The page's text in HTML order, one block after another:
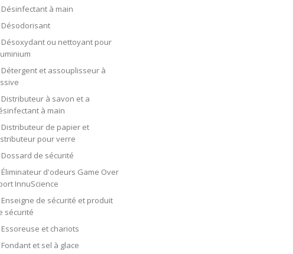
Désinfectant à main
Désodorisant
Désoxydant ou nettoyant pour
Détergent et assouplisseur à
Distributeur à savon et a
à main
Distributeur de papier et
pour verre
Dossard de sécurité
Éliminateur d'odeurs Game Over
InnuScience
Enseigne de sécurité et produit
sécurité
Essoreuse et chariots
Fondant et sel à glace